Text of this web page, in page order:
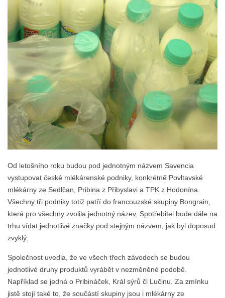
Od letošního roku budou pod jednotným názvem Savencia
vystupovat české mlékárenské podniky, konkrétně Povltavské
mlékárny ze Sedlčan, Pribina z Přibyslavi a TPK z Hodonína.
Všechny tři podniky totiž patří do francouzské skupiny Bongrain,
která pro všechny zvolila jednotný název. Spotřebitel bude dále na
trhu vídat jednotlivé značky pod stejným názvem, jak byl doposud
zvyklý.
Společnost uvedla, že ve všech třech závodech se budou
jednotlivé druhy produktů vyrábět v nezměněné podobě.
Například se jedná o Pribináček, Král sýrů či Lučinu. Za zmínku
jistě stojí také to, že součástí skupiny jsou i mlékárny ze